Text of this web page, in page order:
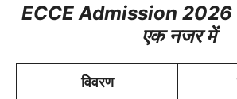
ECCE Admission 2026 –
एक नजर में
विवरण